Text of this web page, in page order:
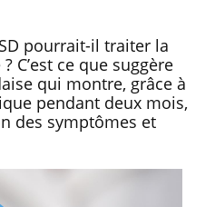
pourrait-il traiter la
C’est ce que suggère
qui montre, grâce à
pendant deux mois,
des symptômes et